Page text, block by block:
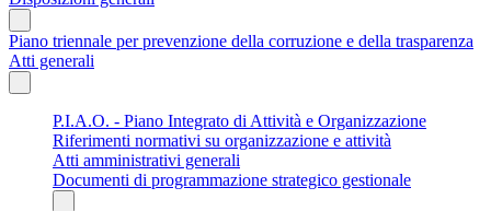
Piano triennale per prevenzione della corruzione e della trasparenza
Atti generali
P.I.A.O. - Piano Integrato di Attività e Organizzazione
Riferimenti normativi su organizzazione e attività
Atti amministrativi generali
Documenti di programmazione strategico gestionale